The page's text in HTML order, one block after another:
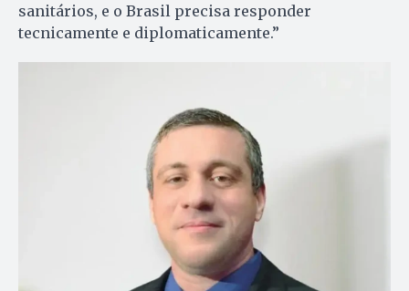
sanitários, e o Brasil precisa responder
tecnicamente e diplomaticamente.”